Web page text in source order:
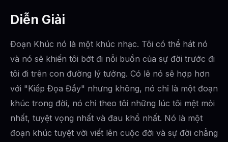
Diễn Giải
Đoạn Khúc nó là một khúc nhạc. Tôi có thể hát nó
và nó sẽ khiến tôi bớt đi nỗi buồn của sự đời trước đi
tôi đi trên con đường lý tưởng. Có lẽ nó sẽ hợp hơn
với "Kiếp Đọa Đầy" nhưng không, nó chỉ là một đoạn
khúc trong đời, nó chỉ theo tôi những lúc tôi mệt mỏi
nhất, tuyệt vọng nhất và đau khổ nhất. Nó là một
đoạn khúc tuyệt vời viết lên cuộc đời và sự đời chẳng